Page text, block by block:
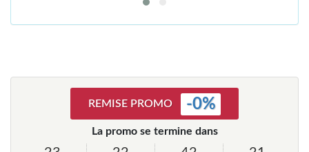
REMISE PROMO -0%
La promo se termine dans